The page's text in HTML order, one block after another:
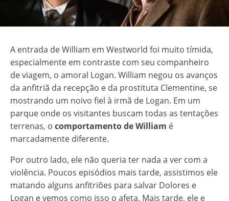
A entrada de William em Westworld foi muito tímida,
especialmente em contraste com seu companheiro
de viagem, o amoral Logan. William negou os avanços
da anfitriã da recepção e da prostituta Clementine, se
mostrando um noivo fiel à irmã de Logan. Em um
parque onde os visitantes buscam todas as tentações
terrenas, o comportamento de William é
marcadamente diferente.
Por outro lado, ele não queria ter nada a ver com a
violência. Poucos episódios mais tarde, assistimos ele
matando alguns anfitriões para salvar Dolores e
Logan e vemos como isso o afeta. Mais tarde, ele e